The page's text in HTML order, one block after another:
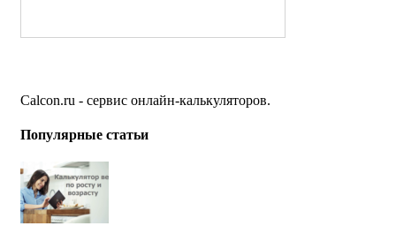
Calcon.ru - сервис онлайн-калькуляторов.
Популярные статьи